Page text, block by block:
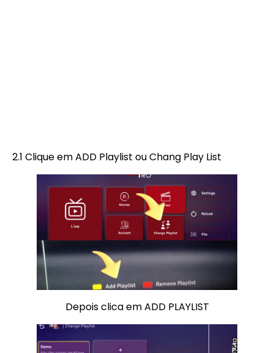
2.1 Clique em ADD Playlist ou Chang Play List
Depois clica em ADD PLAYLIST